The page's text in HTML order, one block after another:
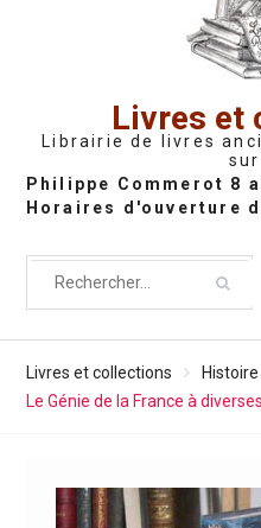
Livres et
Librairie de livres
sur
Livres et collections Histoire
Le Génie de la France à